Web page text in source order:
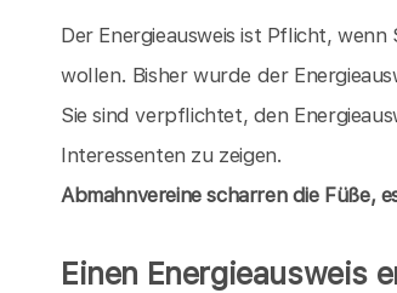
Der Energieausweis ist Pflicht,
wollen. Bisher wurde der
Sie sind verpflichtet, den
Interessenten zu zeigen.
Abmahnvereine scharren die Füße,
Einen Energieausweis